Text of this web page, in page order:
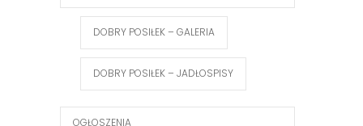
DOBRY POSIŁEK – GALERIA
DOBRY POSIŁEK – JADŁOSPISY
OGŁOSZENIA